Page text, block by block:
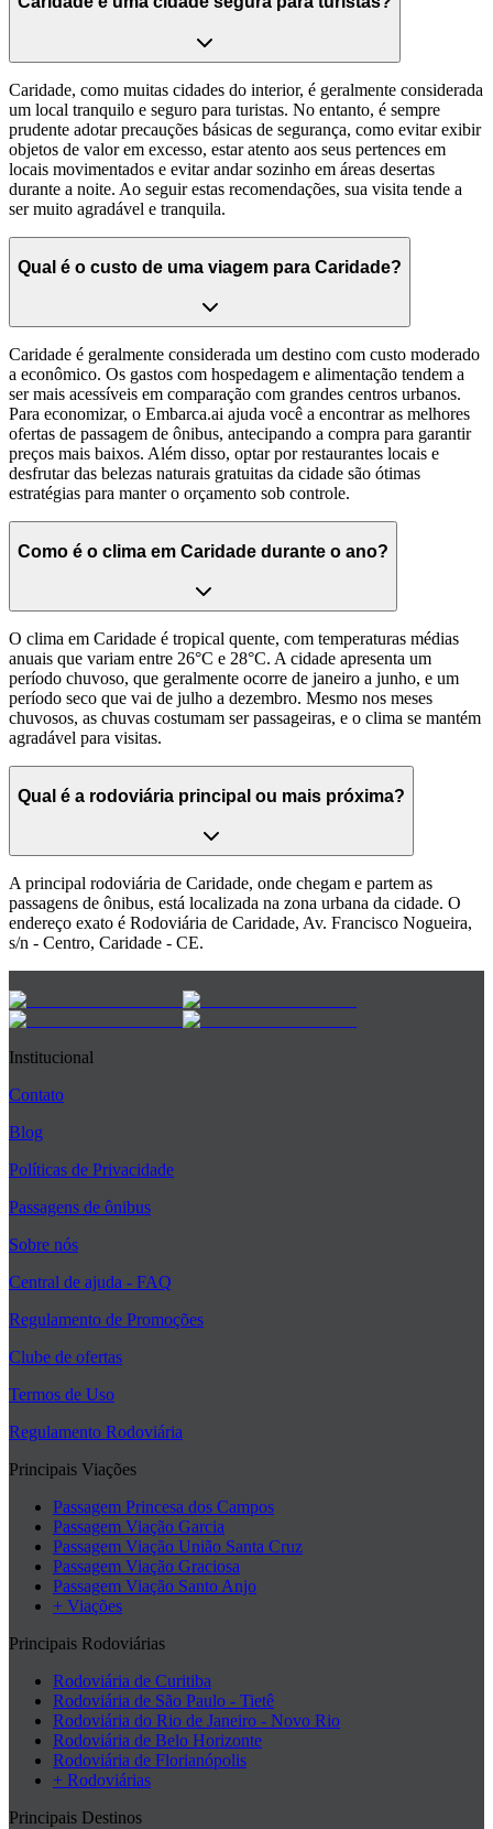
Caridade, como muitas cidades do interior, é geralmente considerada
um local tranquilo e seguro para turistas. No entanto, é sempre
prudente adotar precauções básicas de segurança, como evitar exibir
objetos de valor em excesso, estar atento aos seus pertences em
locais movimentados e evitar andar sozinho em áreas desertas
durante a noite. Ao seguir estas recomendações, sua visita tende a
ser muito agradável e tranquila.
Qual é o custo de uma viagem para Caridade?
Caridade é geralmente considerada um destino com custo moderado
a econômico. Os gastos com hospedagem e alimentação tendem a
ser mais acessíveis em comparação com grandes centros urbanos.
Para economizar, o Embarca.ai ajuda você a encontrar as melhores
ofertas de passagem de ônibus, antecipando a compra para garantir
preços mais baixos. Além disso, optar por restaurantes locais e
desfrutar das belezas naturais gratuitas da cidade são ótimas
estratégias para manter o orçamento sob controle.
Como é o clima em Caridade durante o ano?
O clima em Caridade é tropical quente, com temperaturas médias
anuais que variam entre 26°C e 28°C. A cidade apresenta um
período chuvoso, que geralmente ocorre de janeiro a junho, e um
período seco que vai de julho a dezembro. Mesmo nos meses
chuvosos, as chuvas costumam ser passageiras, e o clima se mantém
agradável para visitas.
Qual é a rodoviária principal ou mais próxima?
A principal rodoviária de Caridade, onde chegam e partem as
passagens de ônibus, está localizada na zona urbana da cidade. O
endereço exato é Rodoviária de Caridade, Av. Francisco Nogueira,
s/n - Centro, Caridade - CE.
Institucional
Contato
Blog
Políticas de Privacidade
Passagens de ônibus
Sobre nós
Central de ajuda - FAQ
Regulamento de Promoções
Clube de ofertas
Termos de Uso
Regulamento Rodoviária
Principais Viações
Passagem Princesa dos Campos
Passagem Viação Garcia
Passagem Viação União Santa Cruz
Passagem Viação Graciosa
Passagem Viação Santo Anjo
+ Viações
Principais Rodoviárias
Rodoviária de Curitiba
Rodoviária de São Paulo - Tietê
Rodoviária do Rio de Janeiro - Novo Rio
Rodoviária de Belo Horizonte
Rodoviária de Florianópolis
+ Rodoviárias
Principais Destinos